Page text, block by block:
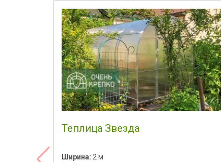
Теплица Звезда
Ширина: 2 м